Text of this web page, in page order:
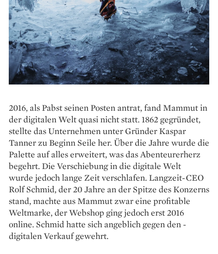
2016, als Pabst seinen Posten ­antrat, fand Mammut in
der digitalen Welt quasi nicht statt. 1862 gegründet,
stellte das ­Unternehmen unter Gründer Kaspar
Tanner zu Beginn ­Seile her. Über die Jahre wurde die
Palette auf ­alles ­erweitert, was das Abenteurerherz
begehrt. Die Verschiebung in die digitale Welt
wurde ­jedoch lange Zeit verschlafen. Langzeit-CEO
Rolf Schmid, der 20 Jahre an der Spitze des Konzerns
stand, machte aus Mammut zwar eine ­profitable
Weltmarke, der Webshop ging jedoch erst 2016
online. Schmid hatte sich angeblich gegen den ­
digitalen Verkauf gewehrt.